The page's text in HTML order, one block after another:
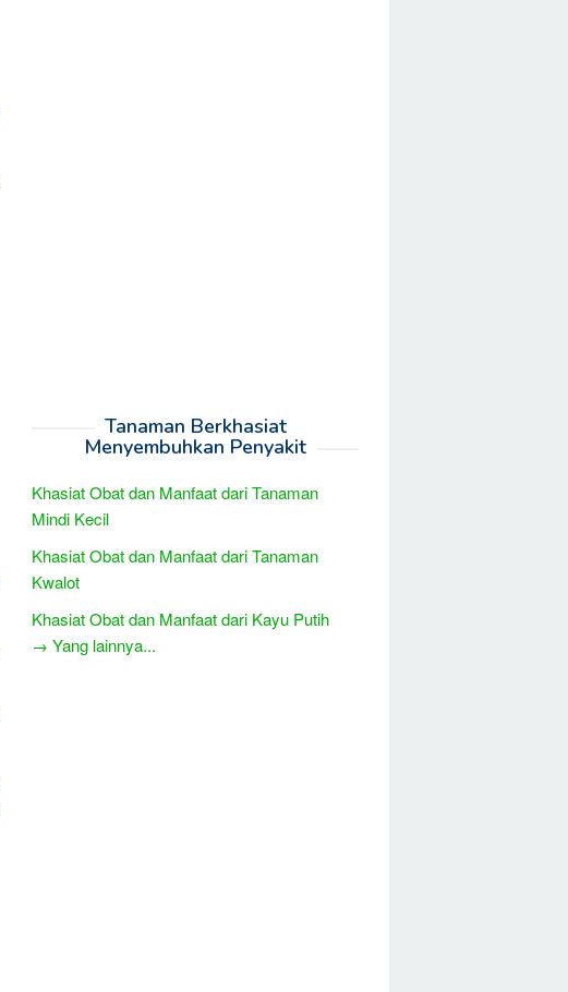
Tanaman Berkhasiat
Menyembuhkan Penyakit
Khasiat Obat dan Manfaat dari Tanaman
Mindi Kecil
Khasiat Obat dan Manfaat dari Tanaman
Kwalot
Khasiat Obat dan Manfaat dari Kayu Putih
→ Yang lainnya...